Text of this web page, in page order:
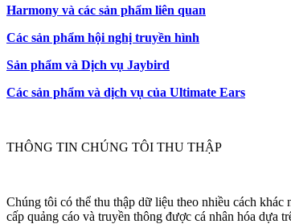
Harmony và các sản phẩm liên quan
Các sản phẩm hội nghị truyền hình
Sản phẩm và Dịch vụ Jaybird
Các sản phẩm và dịch vụ của Ultimate Ears
THÔNG TIN CHÚNG TÔI THU THẬP
Chúng tôi có thể thu thập dữ liệu theo nhiều cách
cấp quảng cáo và truyền thông được cá nhân hóa dựa